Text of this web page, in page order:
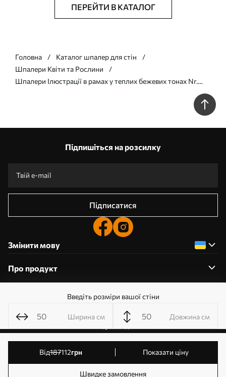
Введіть розміри вашої стіни
Ширина см Довжина см
від187112грн Показати ціну
Швидке замовлення
ПЕРЕЙТИ В КАТАЛОГ
Головна
Каталог шпалер для стін
Шпалери Квіти та Рослини
Шпалери Ілюстрації в рамах у теплих бежевих тонах Nr.
Підпишіться на розсилку
Підписатися
Змінити мову
Про продукт
Редагування дозволів на файли cookie